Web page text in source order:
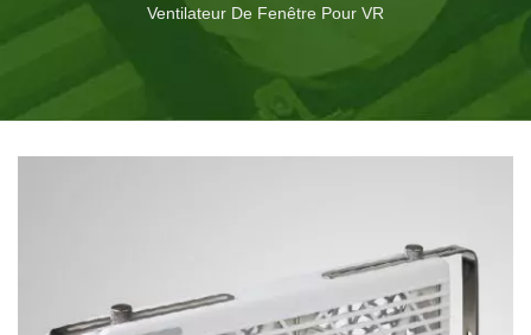
Ventilateur De Fenêtre Pour VR